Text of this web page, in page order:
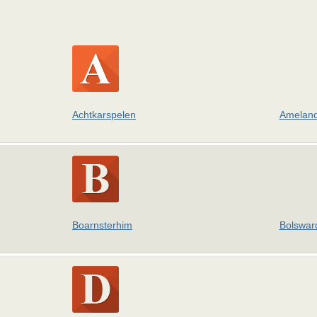
Achtkarspelen
Boarnsterhim